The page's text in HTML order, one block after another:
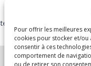
Pour offrir les meilleures
cookies pour stocker et/ou
consentir à ces
comportement de
ou de retirer son
a été perpétrée par un